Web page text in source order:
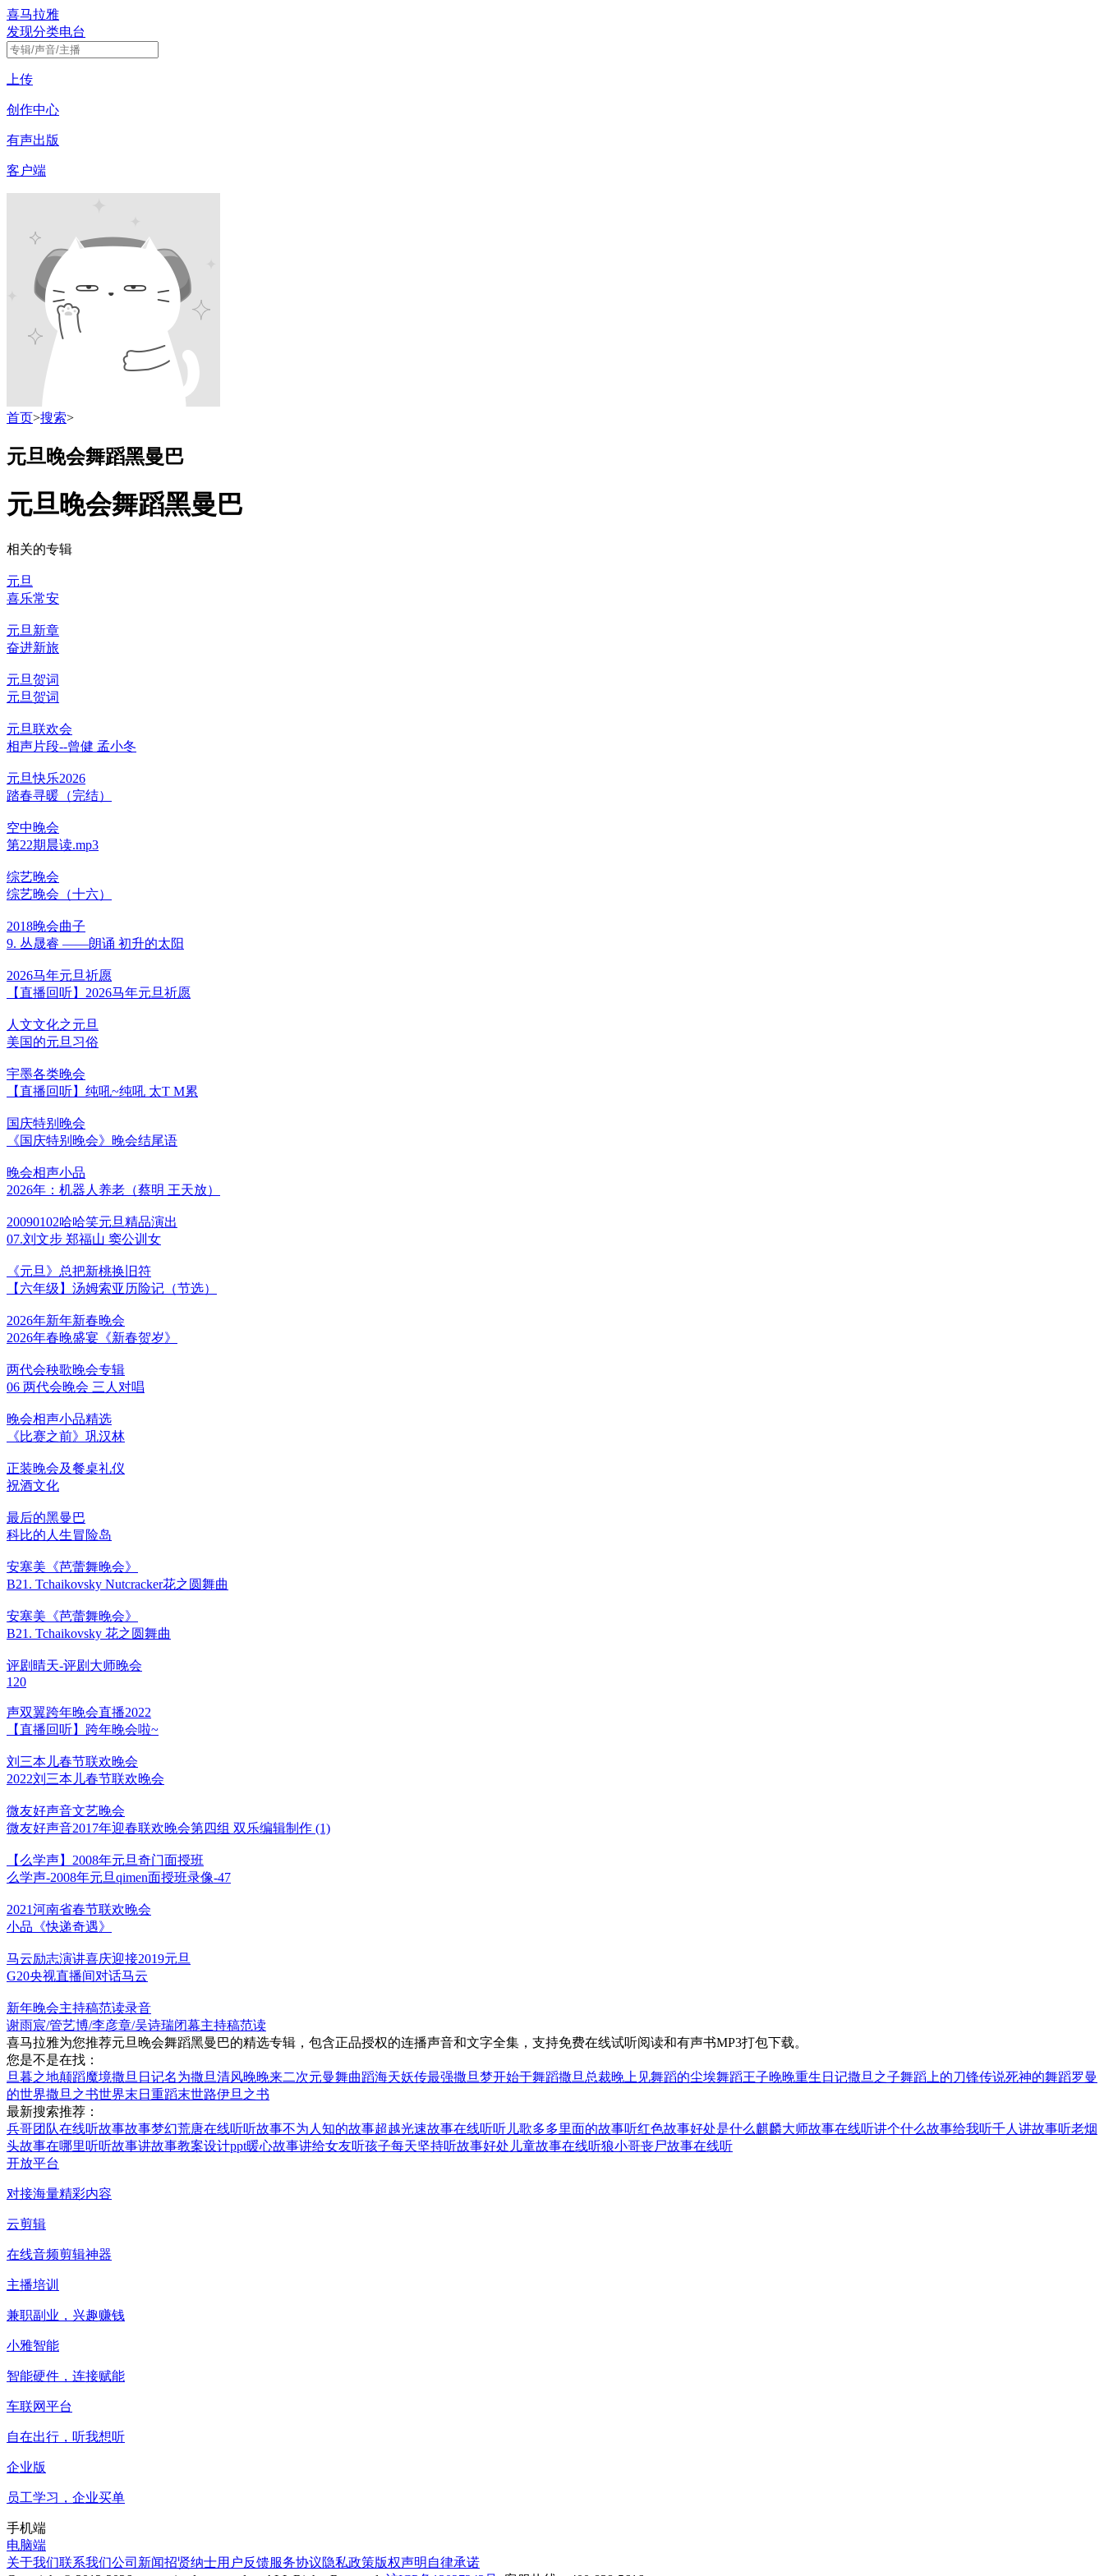
喜马拉雅
发现分类电台
上传
创作中心
有声出版
客户端
首页>搜索>
元旦晚会舞蹈黑曼巴
元旦晚会舞蹈黑曼巴
相关的专辑
元旦
喜乐常安
元旦新章
奋进新旅
元旦贺词
元旦贺词
元旦联欢会
相声片段--曾健 孟小冬
元旦快乐2026
踏春寻暖（完结）
空中晚会
第22期晨读.mp3
综艺晚会
综艺晚会（十六）
2018晚会曲子
9. 丛晟睿 ——朗诵 初升的太阳
2026马年元旦祈愿
【直播回听】2026马年元旦祈愿
人文文化之元旦
美国的元旦习俗
宇墨各类晚会
【直播回听】纯吼~纯吼 太T M累
国庆特别晚会
《国庆特别晚会》晚会结尾语
晚会相声小品
2026年：机器人养老（蔡明 王天放）
20090102哈哈笑元旦精品演出
07.刘文步 郑福山 窦公训女
《元旦》总把新桃换旧符
【六年级】汤姆索亚历险记（节选）
2026年新年新春晚会
2026年春晚盛宴《新春贺岁》
两代会秧歌晚会专辑
06 两代会晚会 三人对唱
晚会相声小品精选
《比赛之前》巩汉林
正装晚会及餐桌礼仪
祝酒文化
最后的黑曼巴
科比的人生冒险岛
安塞美《芭蕾舞晚会》
B21. Tchaikovsky Nutcracker花之圆舞曲
安塞美《芭蕾舞晚会》
B21. Tchaikovsky 花之圆舞曲
评剧晴天-评剧大师晚会
120
声双翼跨年晚会直播2022
【直播回听】跨年晚会啦~
刘三本儿春节联欢晚会
2022刘三本儿春节联欢晚会
微友好声音文艺晚会
微友好声音2017年迎春联欢晚会第四组 双乐编辑制作 (1)
【么学声】2008年元旦奇门面授班
么学声-2008年元旦qimen面授班录像-47
2021河南省春节联欢晚会
小品《快递奇遇》
马云励志演讲喜庆迎接2019元旦
G20央视直播间对话马云
新年晚会主持稿范读录音
谢雨宸/管艺博/李彦章/吴诗瑞闭幕主持稿范读
喜马拉雅为您推荐元旦晚会舞蹈黑曼巴的精选专辑，包含正品授权的连播声音和文字全集，支持免费在线试听阅读和有声书MP3打包下载。
您是不是在找：
旦暮之地颠蹈魔境撒旦日记名为撒旦清风晚晚来二次元曼舞曲蹈海天妖传最强撒旦梦开始于舞蹈撒旦总裁晚上见舞蹈的尘埃舞蹈王子晚晚重生日记撒旦之子舞蹈上的刀锋传说死神的舞蹈罗曼
的世界撒旦之书世界末日 重蹈末世路伊旦之书
最新搜索推荐：
兵哥团队在线听故事故事梦幻荒唐在线听听故事不为人知的故事超越光速故事在线听听儿歌多多里面的故事听红色故事好处是什么麒麟大师故事在线听讲个什么故事给我听千人讲故事听老烟
头故事在哪里听听故事讲故事教案设计ppt暖心故事讲给女友听孩子每天坚持听故事好处 儿童故事在线听狼小哥丧尸故事在线听
开放平台
对接海量精彩内容
云剪辑
在线音频剪辑神器
主播培训
兼职副业，兴趣赚钱
小雅智能
智能硬件，连接赋能
车联网平台
自在出行，听我想听
企业版
员工学习，企业买单
手机端
电脑端
关于我们联系我们公司新闻招贤纳士用户反馈服务协议隐私政策版权声明 自律承诺